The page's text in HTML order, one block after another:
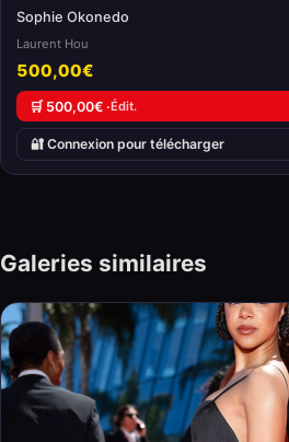
Sophie Okonedo
Laurent Hou
500,00€
🛒 500,00€ ·Édit.
🔐 Connexion pour télécharger
Galeries similaires